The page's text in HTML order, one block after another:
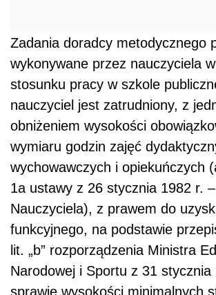
Zadania doradcy metodycznego
wykonywane przez nauczyciela
stosunku pracy w szkole
nauczyciel jest zatrudniony, z
obniżeniem wysokości
wymiaru godzin zajęć
wychowawczych i opiekuńczych
1a ustawy z 26 stycznia 1982 r.
Nauczyciela), z prawem do
funkcyjnego, na podstawie
lit. „b” rozporządzenia Ministra
Narodowej i Sportu z 31 stycznia
sprawie wysokości minimalnych